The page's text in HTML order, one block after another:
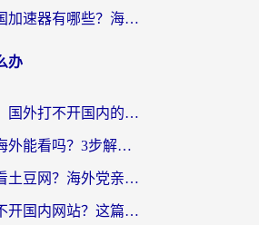
火影忍者美国加速器有哪些？海外党亲测的国服游戏加速全攻略（含菲律宾玩三国之刃守望黎明技巧）
办
海外党必看：国外打不开国内的app怎么办？3步解决你的乡愁
优酷会员在海外能看吗？3步解决海外追剧难题，附实测好用加速器推荐
如何在国外看土豆网？海外党亲测有效的追剧加速器选择指南
人在国外打不开国内网站？这篇攻略帮你无缝解锁国内资源（附交管12123使用技巧）